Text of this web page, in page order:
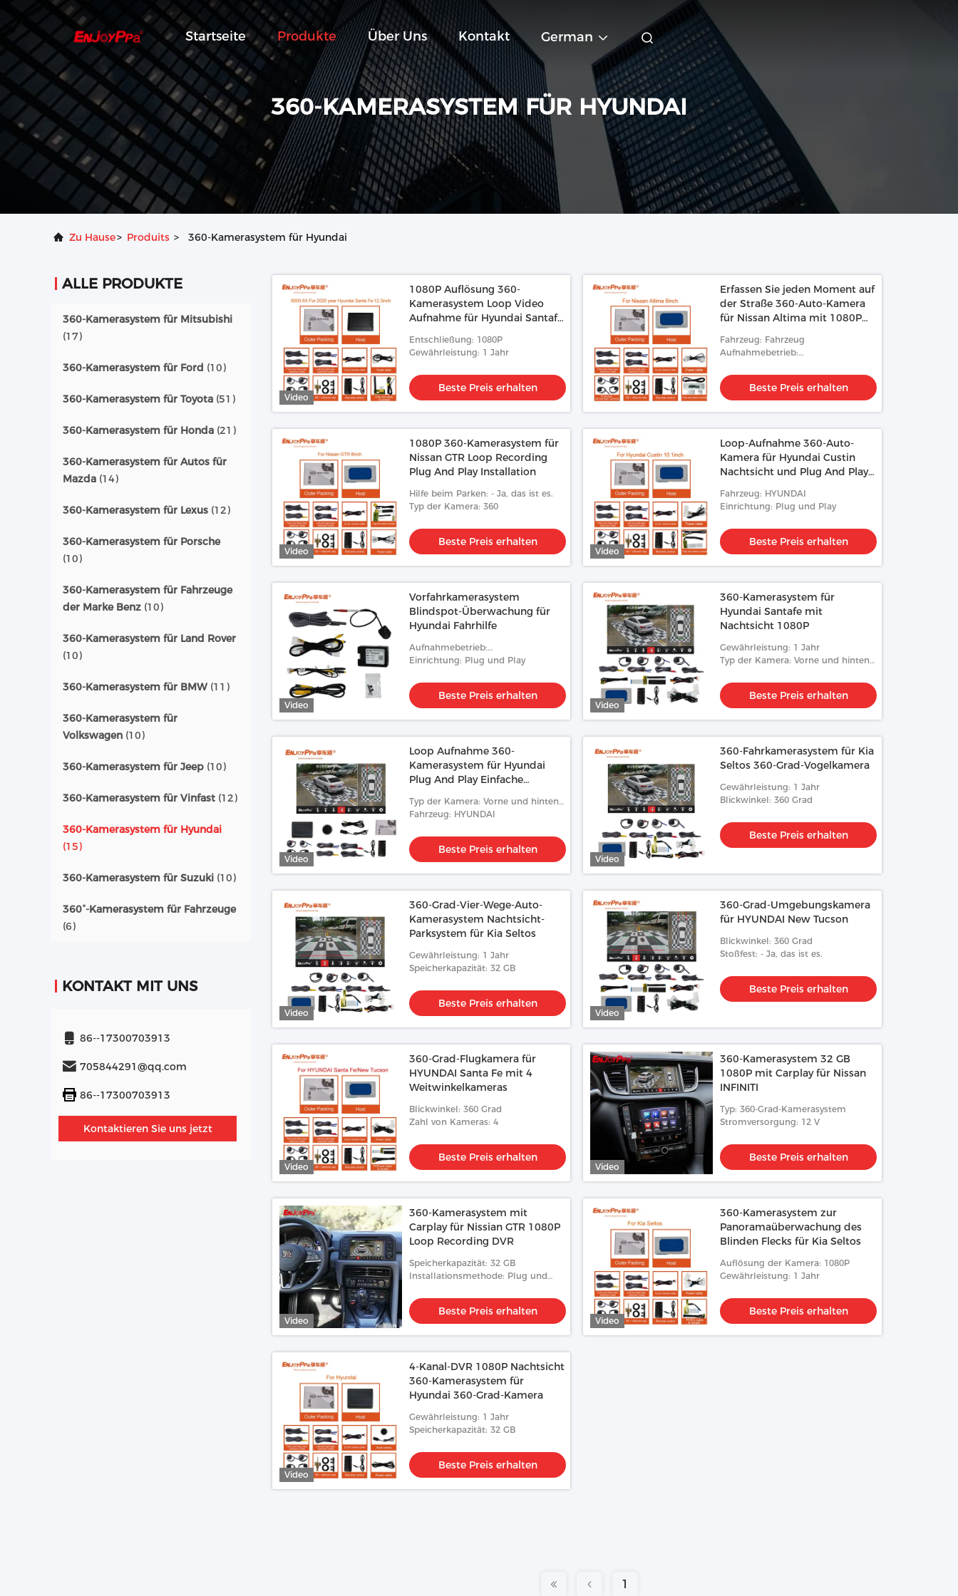
Startseite Produkte Über Uns Kontakt German
360-KAMERASYSTEM FÜR HYUNDAI
Zu Hause> Produits > 360-Kamerasystem für Hyundai
ALLE PRODUKTE
360-Kamerasystem für Mitsubishi
(17)
360-Kamerasystem für Ford (10)
360-Kamerasystem für Toyota (51)
360-Kamerasystem für Honda (21)
360-Kamerasystem für Autos für
Mazda (14)
360-Kamerasystem für Lexus (12)
360-Kamerasystem für Porsche
(10)
360-Kamerasystem für Fahrzeuge
der Marke Benz (10)
360-Kamerasystem für Land Rover
(10)
360-Kamerasystem für BMW (11)
360-Kamerasystem für
Volkswagen (10)
360-Kamerasystem für Jeep (10)
360-Kamerasystem für Vinfast (12)
360-Kamerasystem für Hyundai
(15)
360-Kamerasystem für Suzuki (10)
360°-Kamerasystem für Fahrzeuge
(6)
KONTAKT MIT UNS
86--17300703913
705844291@qq.com
86--17300703913
Kontaktieren Sie uns jetzt
Video
1080P Auflösung 360-
Kamerasystem Loop Video
Aufnahme für Hyundai Santafe
Entschließung: 1080P
Gewährleistung: 1 Jahr
Beste Preis erhalten
Erfassen Sie jeden Moment auf
der Straße 360-Auto-Kamera
für Nissan Altima mit 1080P
Installation
Fahrzeug: Fahrzeug
Aufnahmebetrieb:
Beste Preis erhalten
Video
1080P 360-Kamerasystem für
Nissan GTR Loop Recording
Plug And Play Installation
Hilfe beim Parken: - Ja, das ist es.
Typ der Kamera: 360
Beste Preis erhalten
Video
Loop-Aufnahme 360-Auto-
Kamera für Hyundai Custin
Nachtsicht und Plug And Play-
Fahrzeug: HYUNDAI
Einrichtung: Plug und Play
Beste Preis erhalten
Video
Vorfahrkamerasystem
Blindspot-Überwachung für
Hyundai Fahrhilfe
Aufnahmebetrieb:
Schleifenaufnahme
Einrichtung: Plug und Play
Beste Preis erhalten
Video
360-Kamerasystem für
Hyundai Santafe mit
Nachtsicht 1080P
Gewährleistung: 1 Jahr
Typ der Kamera: Vorne und hinten
Beste Preis erhalten
Video
Loop Aufnahme 360-
Kamerasystem für Hyundai
Plug And Play Einfache
Typ der Kamera: Vorne und hinten
Links und rechts
Fahrzeug: HYUNDAI
Beste Preis erhalten
Video
360-Fahrkamerasystem für Kia
Seltos 360-Grad-Vogelkamera
Gewährleistung: 1 Jahr
Blickwinkel: 360 Grad
Beste Preis erhalten
Video
360-Grad-Vier-Wege-Auto-
Kamerasystem Nachtsicht-
Parksystem für Kia Seltos
Gewährleistung: 1 Jahr
Speicherkapazität: 32 GB
Beste Preis erhalten
Video
360-Grad-Umgebungskamera
für HYUNDAI New Tucson
Blickwinkel: 360 Grad
Stoßfest: - Ja, das ist es.
Beste Preis erhalten
Video
360-Grad-Flugkamera für
HYUNDAI Santa Fe mit 4
Weitwinkelkameras
Blickwinkel: 360 Grad
Zahl von Kameras: 4
Beste Preis erhalten
Video
360-Kamerasystem 32 GB
1080P mit Carplay für Nissan
INFINITI
Typ: 360-Grad-Kamerasystem
Stromversorgung: 12 V
Beste Preis erhalten
Video
360-Kamerasystem mit
Carplay für Nissian GTR 1080P
Loop Recording DVR
Speicherkapazität: 32 GB
Installationsmethode: Plug und
Beste Preis erhalten
Video
360-Kamerasystem zur
Panoramaüberwachung des
Blinden Flecks für Kia Seltos
Auflösung der Kamera: 1080P
Gewährleistung: 1 Jahr
Beste Preis erhalten
Video
4-Kanal-DVR 1080P Nachtsicht
360-Kamerasystem für
Hyundai 360-Grad-Kamera
Gewährleistung: 1 Jahr
Speicherkapazität: 32 GB
Beste Preis erhalten
1